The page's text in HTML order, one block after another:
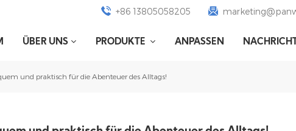
+86 13805058205
ÜBER UNS PRODUKTE ANPASSEN
und praktisch für die Abenteuer des Alltags!